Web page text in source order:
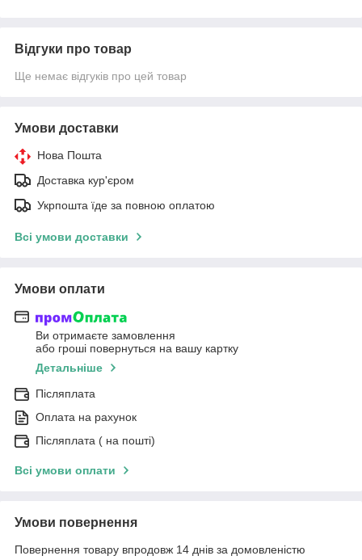
Відгуки про товар
Ще немає відгуків про цей товар
Умови доставки
Нова Пошта
Доставка кур'єром
Укрпошта їде за повною оплатою
Всі умови доставки
Умови оплати
Ви отримаєте замовлення
або гроші повернуться на вашу картку
Детальніше
Післяплата
Оплата на рахунок
Післяплата ( на пошті)
Всі умови оплати
Умови повернення
Повернення товару впродовж 14 днів за домовленістю